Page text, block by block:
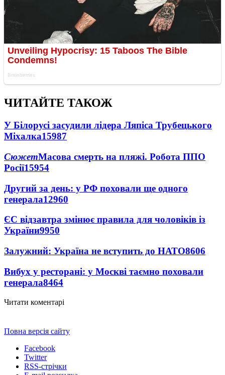
ЧИТАЙТЕ ТАКОЖ
У Білорусі засудили лідера Ляпіса Трубецького
Міхалка15987
СюжетМасова смерть на пляжі. Робота ППО
Росії15954
Другий за день: у РФ поховали ще одного
генерала12960
ЄС відзавтра змінює правила для чоловіків із
України9950
Залужний: Україна не вступить до НАТО8606
Вибух у ресторані: у Москві таємно поховали
генерала8464
Читати коментарі
Повна версія сайту
Facebook
Twitter
RSS-стрічки